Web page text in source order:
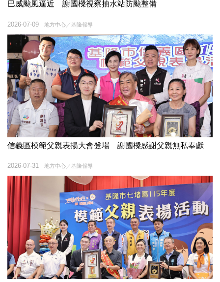
巴威颱風逼近 謝國樑視察抽水站防颱整備
地方中心／基隆報導
2026-07-09
信義區模範父親表揚大會登場 謝國樑感謝父親無私奉獻
地方中心／基隆報導
2026-07-31